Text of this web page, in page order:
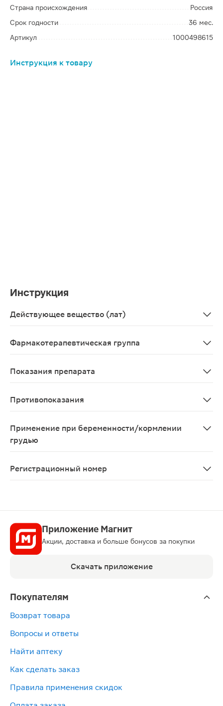
Страна происхождения
Россия
Срок годности
36 мес.
Артикул
1000498615
Инструкция к товару
Инструкция
Действующее вещество (лат)
Фармакотерапевтическая группа
Показания препарата
Противопоказания
Применение при беременности/кормлении
грудью
Регистрационный номер
Приложение Магнит
Акции, доставка и больше бонусов за покупки
Скачать приложение
Покупателям
Возврат товара
Вопросы и ответы
Найти аптеку
Как сделать заказ
Правила применения скидок